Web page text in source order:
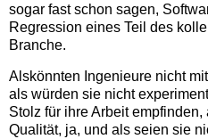
sogar fast schon sagen,
Regression eines Teil des
Branche.
Alskönnten Ingenieure nicht
als würden sie nicht
Stolz für ihre Arbeit
Qualität, ja, und als seien sie